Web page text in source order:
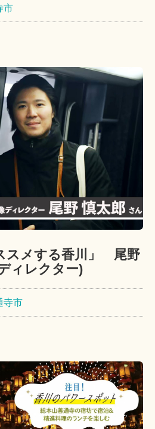
市
スメする香川」 尾野
ィレクター)
寺市